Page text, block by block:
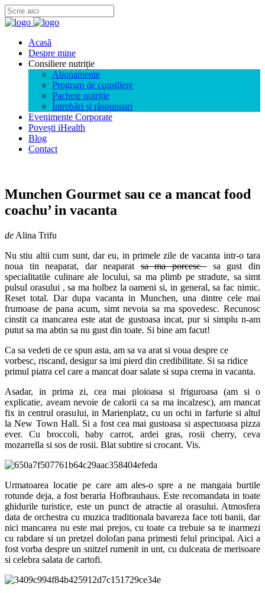
Acasă
Despre mine
Consiliere nutriție
Abonamente
Program de consiliere
Pachete nutriție
Întrebări și răspunsuri
Evenimente Corporate
Povești iHealth
Blog
Contact
Munchen Gourmet sau ce a mancat food
coachu’ in vacanta
de Alina Trifu
Nu stiu altii cum sunt, dar eu, in primele zile de vacanta intr-o tara
noua tin neaparat, dar neaparatsa ma porcescsa gust din
specialitatile culinare ale locului, sa ma plimb pe stradute, sa simt
pulsul orasului , sa ma holbez la oameni si, in general, sa fac nimic.
Reset total. Dar dupa vacanta in Munchen, una dintre cele mai
frumoase de pana acum, simt nevoia sa ma spovedesc. Recunosc
cinstit ca mancarea este atat de gustoasa incat, pur si simplu n-am
putut sa ma abtin sa nu gust din toate. Si bine am facut!
Ca sa vedeti de ce spun asta, am sa va arat si voua despre ce
vorbesc, riscand, desigur sa imi pierd din credibilitate. Si sa ridice
primul piatra cel care a mancat doar salate si supa crema in vacanta.
Asadar, in prima zi, cea mai ploioasa si friguroasa (am si o
explicatie, aveam nevoie de calorii ca sa ma incalzesc), am mancat
fix in centrul orasului, in Marienplatz, cu un ochi in farfurie si altul
la New Town Hall. Si a fost cea mai gustoasa si aspectuoasa pizza
ever. Cu broccoli, baby carrot, ardei gras, rosii cherry, ceva
mozarrella si sos de rosii. Blat subtire si crocant. Vis.
Urmatoarea locatie pe care am ales-o spre a ne mangaia burtile
rotunde deja, a fost beraria Hofbrauhaus. Este recomandata in toate
ghidurile turistice, este un punct de atractie al orasului. Atmosfera
data de orchestra cu muzica traditionala bavareza face toti banii, dar
nici mancarea nu este mai prejos, cu toate ca trebuie sa te inarmezi
cu rabdare si un pretzel dolofan pana primesti felul principal. Aici a
fost vorba despre un snitzel rumenit in unt, cu dulceata de merisoare
si celebra salata de cartofi.